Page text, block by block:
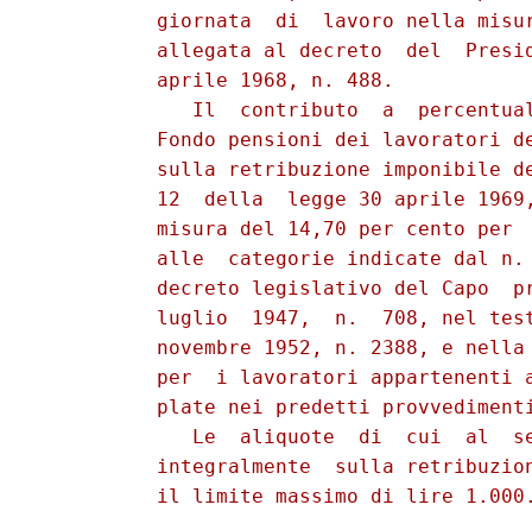
giornata  di  lavoro nella
allegata al decreto  del
          aprile 1968, n. 488.
Il  contributo  a
Fondo pensioni dei lavoratori
sulla retribuzione imponibile
12  della  legge 30 aprile
misura del 14,70 per cento per
alle  categorie indicate dal
decreto legislativo del Capo
luglio  1947,  n.  708, nel
novembre 1952, n. 2388, e
per  i lavoratori appartenenti
plate nei predetti
Le  aliquote  di  cui  al
integralmente  sulla
il limite massimo di lire